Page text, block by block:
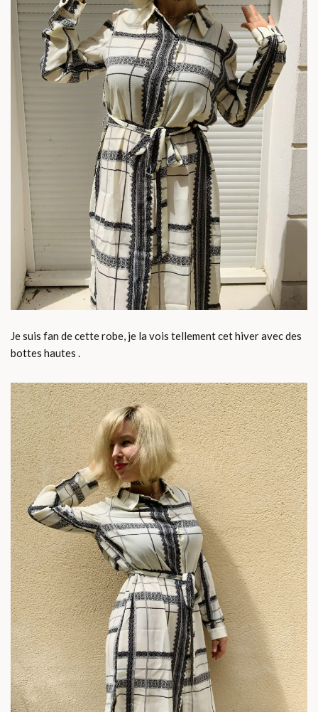
Je suis fan de cette robe, je la vois tellement cet hiver avec des
bottes hautes .